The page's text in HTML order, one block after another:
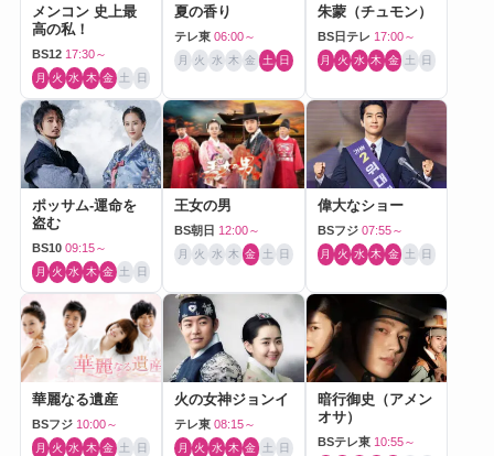
メンコン 史上最
高の私！
BS12 17:30～
月 火 水 木 金 土 日
夏の香り
テレ東 06:00～
月 火 水 木 金 土 日
朱蒙（チュモン）
BS日テレ 17:00～
月 火 水 木 金 土 日
ポッサム-運命を
盗む
BS10 09:15～
月 火 水 木 金 土 日
王女の男
BS朝日 12:00～
月 火 水 木 金 土 日
偉大なショー
BSフジ 07:55～
月 火 水 木 金 土 日
華麗なる遺産
BSフジ 10:00～
月 火 水 木 金 土 日
火の女神ジョンイ
テレ東 08:15～
月 火 水 木 金 土 日
暗行御史（アメン
オサ）
BSテレ東 10:55～